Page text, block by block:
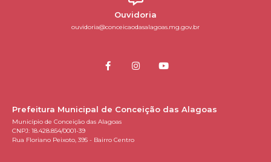
Ouvidoria
ouvidoria@conceicaodasalagoas.mg.gov.br
Prefeitura Municipal de Conceição das Alagoas
Município de Conceição das Alagoas
CNPJ: 18.428.854/0001-39
Rua Floriano Peixoto, 395 - Bairro Centro